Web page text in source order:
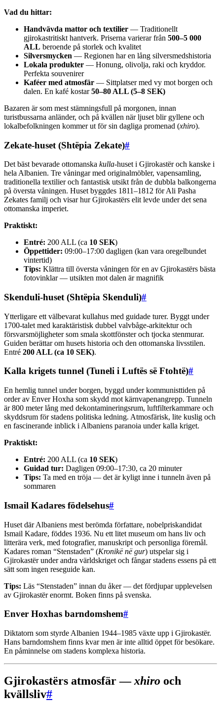
Vad du hittar:
Handvävda mattor och textilier — Traditionellt
gjirokastritiskt hantverk. Priserna varierar från 500–5 000
ALL beroende på storlek och kvalitet
Silversmycken — Regionen har en lång silversmedshistoria
Lokala produkter — Honung, olivolja, raki och kryddor.
Perfekta souvenirer
Kaféer med atmosfär — Sittplatser med vy mot borgen och
dalen. En kafé kostar50–80 ALL (5–8 SEK)
Bazaren är som mest stämningsfull på morgonen, innan
turistbussarna anländer, och på kvällen när ljuset blir gyllene och
lokalbefolkningen kommer ut för sin dagliga promenad (xhiro).
Zekate-huset (Shtëpia Zekate)#
Det bäst bevarade ottomanska kulla-huset i Gjirokastër och kanske i
hela Albanien. Tre våningar med originalmöbler, vapensamling,
traditionella textilier och fantastisk utsikt från de dubbla balkongerna
på översta våningen. Huset byggdes 1811–1812 för Ali Pasha
Zekates familj och visar hur Gjirokastërs elit levde under det sena
ottomanska imperiet.
Praktiskt:
Entré: 200 ALL (ca 10 SEK)
Öppettider: 09:00–17:00 dagligen (kan vara oregelbundet
vintertid)
Tips: Klättra till översta våningen för en av Gjirokastërs bästa
fotovinklar — utsikten mot dalen är magnifik
Skenduli-huset (Shtëpia Skenduli)#
Ytterligare ett välbevarat kullahus med guidade turer. Byggt under
1700-talet med karaktäristisk dubbel valvbåge-arkitektur och
försvarsmöjligheter som smala skottfönster och tjocka stenmurar.
Guiden berättar om husets historia och den ottomanska livsstilen.
Entré 200 ALL (ca 10 SEK).
Kalla krigets tunnel (Tuneli i Luftës së Ftohtë)#
En hemlig tunnel under borgen, byggd under kommunisttiden på
order av Enver Hoxha som skydd mot kärnvapenangrepp. Tunneln
är 800 meter lång med dekontamineringsrum, luftfilterkammare och
skyddsrum för stadens politiska ledning. Atmosfärisk, lite kuslig och
en fascinerande inblick i Albaniens paranoia under kalla kriget.
Praktiskt:
Entré: 200 ALL (ca 10 SEK)
Guidad tur: Dagligen 09:00–17:30, ca 20 minuter
Tips: Ta med en tröja — det är kyligt inne i tunneln även på
sommaren
Ismail Kadares födelsehus#
Huset där Albaniens mest berömda författare, nobelpriskandidat
Ismail Kadare, föddes 1936. Nu ett litet museum om hans liv och
litterära verk, med fotografier, manuskript och personliga föremål.
Kadares roman “Stenstaden” (Kronikë në gur) utspelar sig i
Gjirokastër under andra världskriget och fångar stadens essens på ett
sätt som ingen reseguide kan.
Tips: Läs “Stenstaden” innan du åker — det fördjupar upplevelsen
av Gjirokastër enormt. Boken finns på svenska.
Enver Hoxhas barndomshem#
Diktatorn som styrde Albanien 1944–1985 växte upp i Gjirokastër.
Hans barndomshem finns kvar men är inte alltid öppet för besökare.
En påminnelse om stadens komplexa historia.
Gjirokastërs atmosfär —xhiro och
kvällsliv#